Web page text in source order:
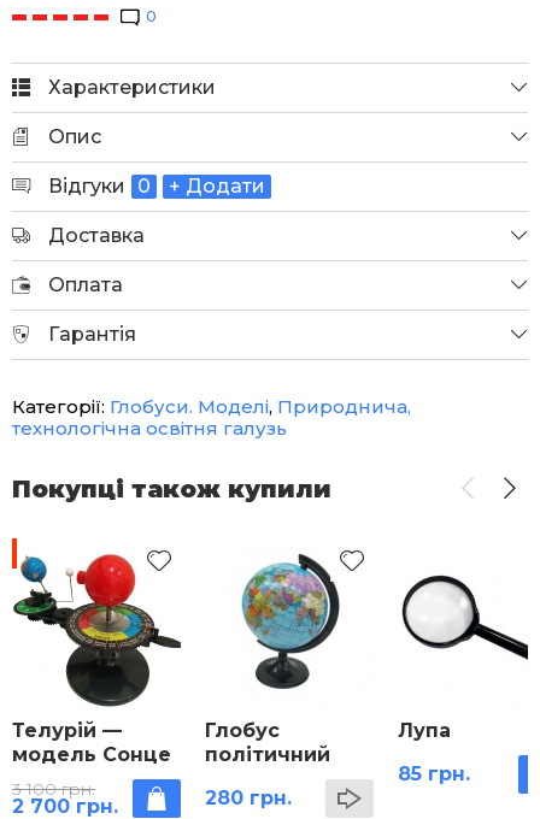
0
Характеристики
Опис
Відгуки 0 + Додати
Доставка
Оплата
Гарантія
Категорії: Глобуси. Моделі, Природнича,
технологічна освітня галузь
Покупці також купили
-12%
Телурій —
модель Сонце
- Земля -
Місяць
3 100 грн.
2 700 грн.
Глобус
політичний
280 грн.
Лупа
85 грн.